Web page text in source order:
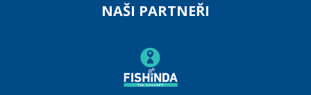
NAŠI PARTNEŘI